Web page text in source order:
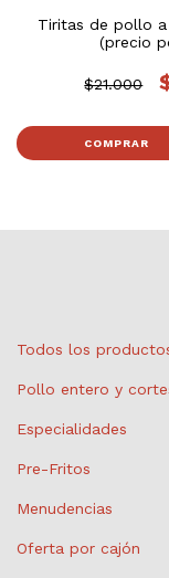
Tiritas de pollo
(precio
$21.000
Todos los
Pollo entero y
Especialidades
Pre-Fritos
Menudencias
Oferta por cajón